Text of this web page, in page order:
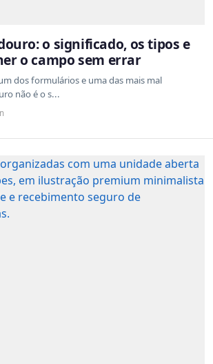
o significado, os tipos e
o campo sem errar
dos formulários e uma das mais mal
não é o s...